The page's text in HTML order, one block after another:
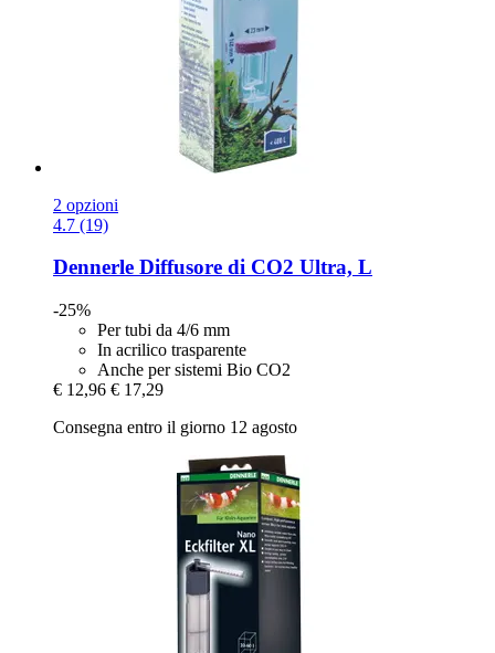
2 opzioni
4.7 (19)
Dennerle Diffusore di CO2 Ultra, L
-25%
Per tubi da 4/6 mm
In acrilico trasparente
Anche per sistemi Bio CO2
€ 12,96 € 17,29
Consegna entro il giorno 12 agosto